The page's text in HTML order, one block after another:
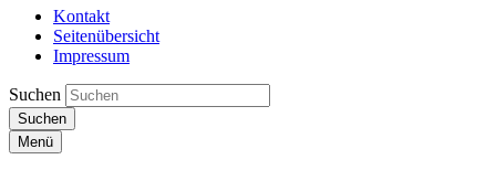
Kontakt
Seitenübersicht
Impressum
Suchen
Suchen
Menü